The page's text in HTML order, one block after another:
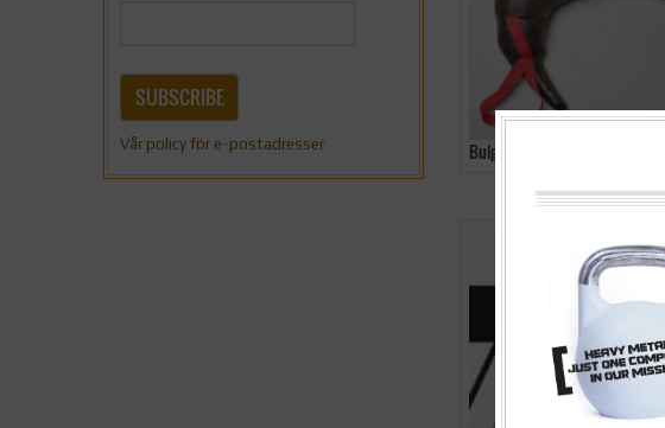
Bulgarian bag
SUBSCRIBE
Vår policy för e-postadresser